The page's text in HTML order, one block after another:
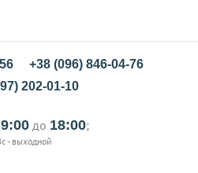
+38 (096) 846-04-76
202-01-10
9:00 до 18:00;
- выходной